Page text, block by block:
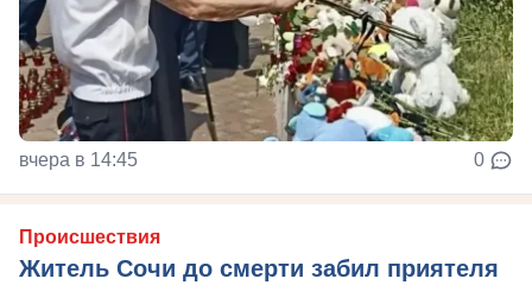
вчера в 14:45 0
Происшествия
Житель Сочи до смерти забил приятеля